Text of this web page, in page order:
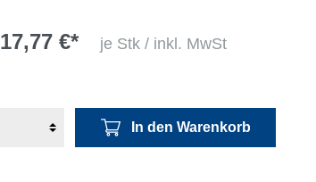
17,77 €* je Stk / inkl. MwSt
In den Warenkorb